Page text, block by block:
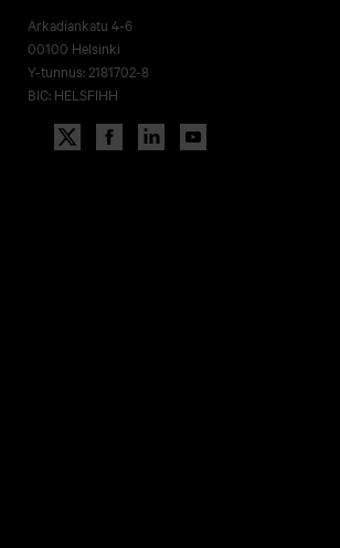
Arkadiankatu 4-6
00100 Helsinki
Y-tunnus: 2181702-8
BIC: HELSFIHH